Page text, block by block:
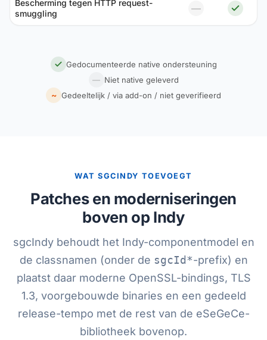
Bescherming tegen HTTP request-
smuggling
—
Gedocumenteerde native ondersteuning
— Niet native geleverd
~ Gedeeltelijk / via add-on / niet geverifieerd
WAT SGCINDY TOEVOEGT
Patches en moderniseringen
boven op Indy
sgcIndy behoudt het Indy-componentmodel en
de classnamen (onder de sgcId*-prefix) en
plaatst daar moderne OpenSSL-bindings, TLS
1.3, voorgebouwde binaries en een gedeeld
release-tempo met de rest van de eSeGeCe-
bibliotheek bovenop.